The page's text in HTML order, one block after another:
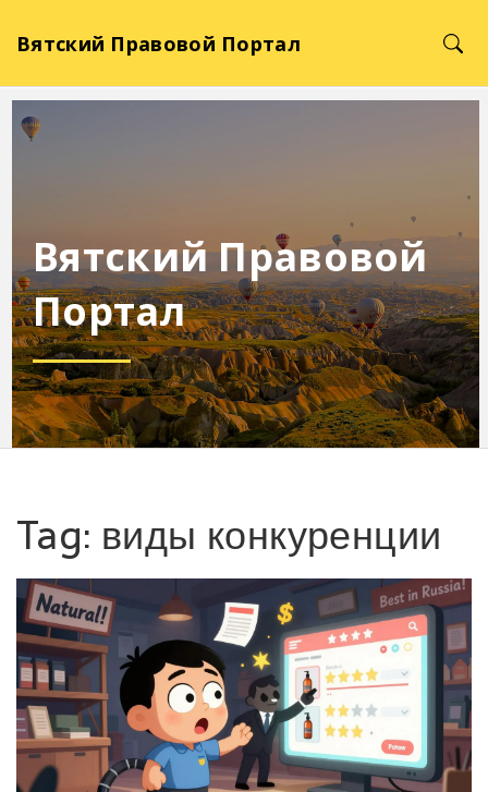
Вятский Правовой Портал
Вятский Правовой
Портал
Tag: виды конкуренции